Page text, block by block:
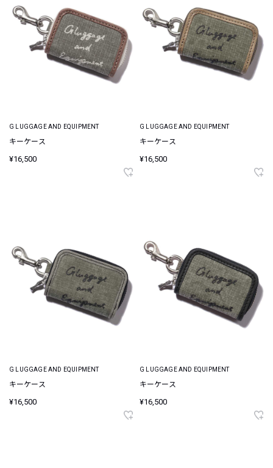
G LUGGAGE AND EQUIPMENT
キーケース
¥16,500
G LUGGAGE AND EQUIPMENT
キーケース
¥16,500
G LUGGAGE AND EQUIPMENT
キーケース
¥16,500
G LUGGAGE AND EQUIPMENT
キーケース
¥16,500